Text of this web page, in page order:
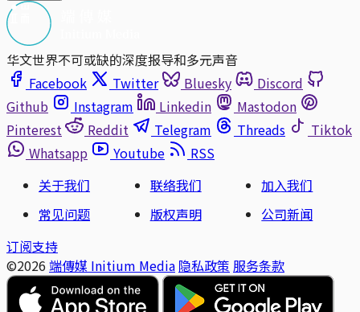
华文世界不可或缺的深度报导和多元声音
Facebook
Twitter Bluesky
Discord
Github
Instagram Linkedin
Mastodon
Pinterest
Reddit Telegram Threads
Tiktok
Whatsapp
Youtube
RSS
关于我们
联络我们
加入我们
常见问题
版权声明
公司新闻
订阅支持
©2026 端傳媒 Initium Media 隐私政策 服务条款